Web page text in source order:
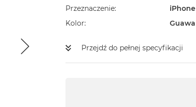
Przeznaczenie
iPhone
Kolor
Guawa
Przejdź do pełnej specyfikacji